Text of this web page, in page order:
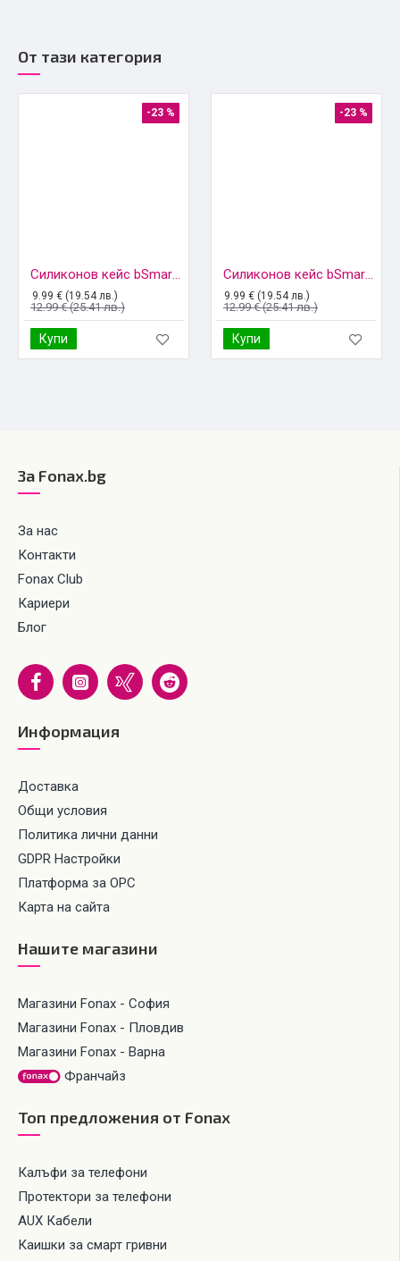
От тази категория
-23 %
Силиконов кейс bSmart Magsafe 1.5mm, За iPhone 12/12 Pro (6.1), Прозрачен
9.99 € (19.54 лв.)
12.99 € (25.41 лв.)
Купи
-23 %
Силиконов кейс bSmart Magsafe 1.5mm, За iPhone 12 mini (5.4), Прозрачен
9.99 € (19.54 лв.)
12.99 € (25.41 лв.)
Купи
За Fonax.bg
За нас
Контакти
Fonax Club
Кариери
Блог
Информация
Доставка
Общи условия
Политика лични данни
GDPR Настройки
Платформа за ОРС
Карта на сайта
Нашите магазини
Магазини Fonax - София
Магазини Fonax - Пловдив
Магазини Fonax - Варна
Франчайз
Топ предложения от Fonax
Калъфи за телефони
Протектори за телефони
AUX Кабели
Каишки за смарт гривни